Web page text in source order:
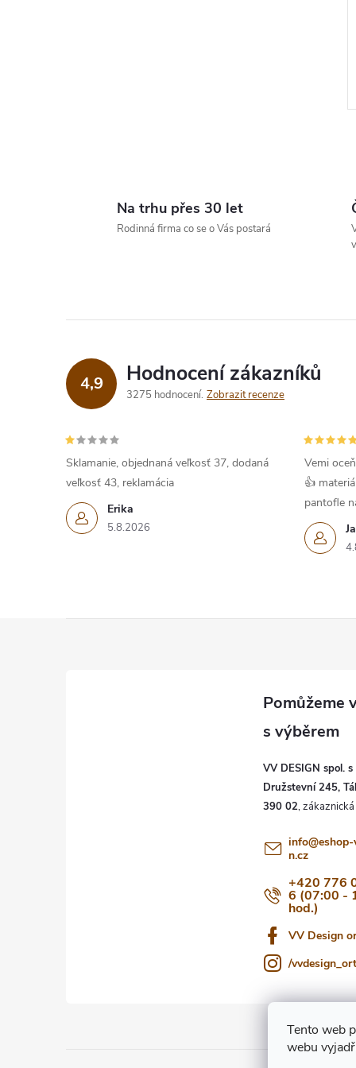
Tento web
webu
l
r
Na trhu přes 30 let
Rodinná firma co se o Vás postará
4,9 Hodnocení zákazníků
3275 hodnocení Zobrazit recenze
Erika
5.8.2026
Sklamanie, objednaná veľkosť 37, dodaná
veľkosť 43, reklamácia
Vemi
👍
pantofle
VV DESIGN spol. s
Družstevní 245,
390 02
info@
n.cz
+420 776
6 (07:00 -
hod.)
VV Design
/